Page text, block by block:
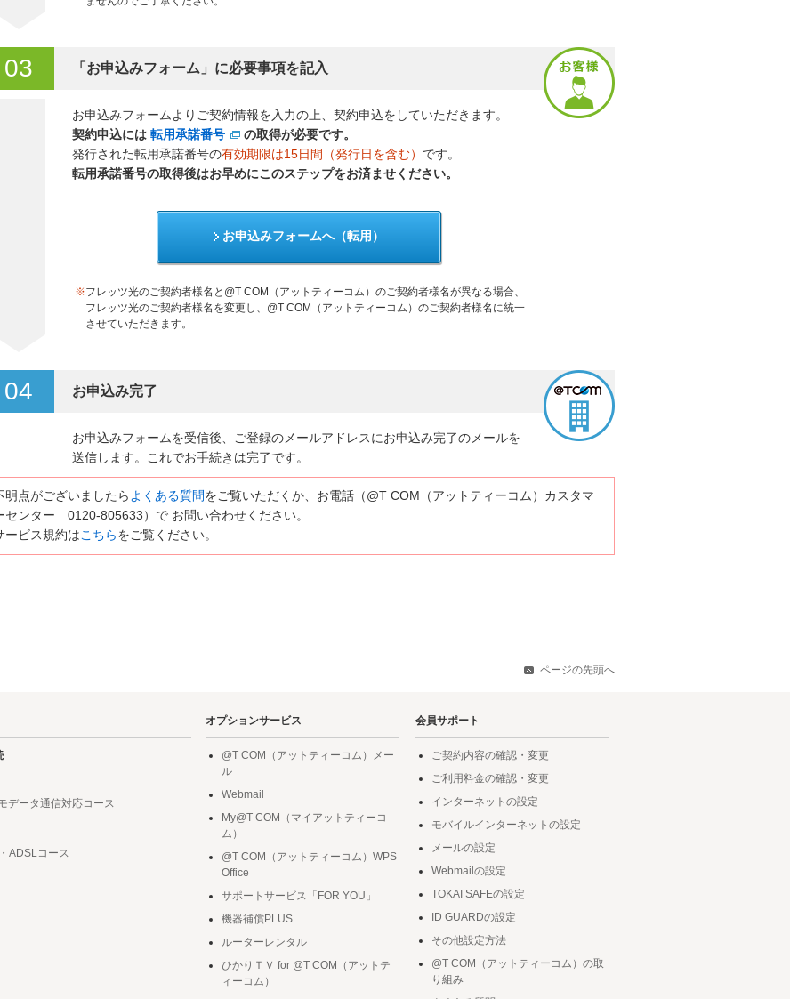
03 「お申込みフォーム」に必要事項を記入
お申込みフォームよりご契約情報を入力の上、契約申込をしていただきます。
契約申込には 転用承諾番号
の取得が必要です。
発行された転用承諾番号の有効期限は15日間（発行日を含む） です。
転用承諾番号の取得後はお早めにこのステップをお済ませください。
お申込みフォームへ（転用）
※フレッツ光のご契約者様名と@T COM（アットティーコム）のご契約者様名が異なる場合、
フレッツ光のご契約者様名を変更し、@T COM（アットティーコム）のご契約者様名に統一
させていただきます。
04 お申込み完了
お申込みフォームを受信後、ご登録のメールアドレスにお申込み完了のメールを
送信します。これでお手続きは完了です。
明点がございましたら よくある質問 をご覧いただくか、お電話（@T COM（アットティーコム）カスタマ
センター 0120-805633）で お問い合わせください。
ービス規約はこちら をご覧ください。
ページの先頭へ
データ通信対応コース
ADSLコース
オプションサービス
@T COM（アットティーコム）メー
ル
Webmail
My@T COM（マイアットティーコ
ム）
@T COM（アットティーコム）WPS
Office
サポートサービス「FOR YOU」
機器補償PLUS
ルーターレンタル
ひかりＴＶ for @T COM（アットテ
ィーコム）
会員サポート
ご契約内容の確認・変更
ご利用料金の確認・変更
インターネットの設定
モバイルインターネットの設定
メールの設定
Webmailの設定
TOKAI SAFEの設定
ID GUARDの設定
その他設定方法
@T COM（アットティーコム）の取
り組み